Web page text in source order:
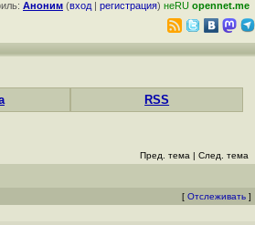
Аноним (вход | регистрация) неRU opennet.me
RSS
Пред. тема | След. тема
[ Отслеживать ]